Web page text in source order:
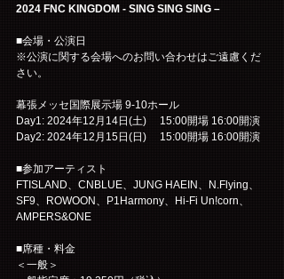
2024 FNC KINGDOM - SING SING SING –
■会場・公演日
※公演に関する会場へのお問い合わせはご遠慮くだ
さい。
幕張メッセ国際展示場 9-10ホール
Day1: 2024年12月14日(土)　 15:00開場 16:00開演
Day2: 2024年12月15日(日)　 15:00開場 16:00開演
■参加アーティスト
FTISLAND、CNBLUE、JUNG HAEIN、N.Flying、
SF9、ROWOON、P1Harmony、Hi-Fi Un!corn、
AMPERS&ONE
■席種・料金
＜一般＞